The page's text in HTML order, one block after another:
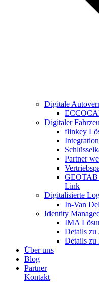
Digitale
Digitaler
flinkey
Integration
Partner
GEOTAB
Link
Digitalisierte
In-Van
Identity
IMA
Details zu
Details zu
Über uns
Blog
Partner
Kontakt